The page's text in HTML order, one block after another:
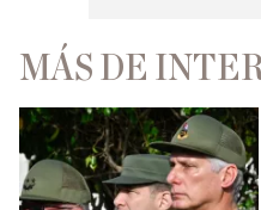
MÁS DE